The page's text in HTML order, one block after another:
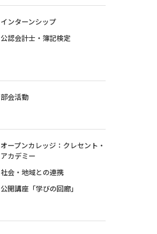
インターンシップ
公認会計士・簿記検定
部会活動
オープンカレッジ：クレセント・
アカデミー
社会・地域との連携
公開講座「学びの回廊」